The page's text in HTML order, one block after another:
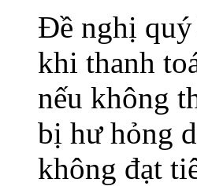
Đề nghị quý
khi thanh
nếu không
bị hư hỏng
không đạt